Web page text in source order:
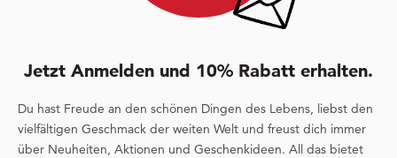
Jetzt Anmelden und 10% Rabatt erhalten.
Du hast Freude an den schönen Dingen des Lebens, liebst den
vielfältigen Geschmack der weiten Welt und freust dich immer
über Neuheiten, Aktionen und Geschenkideen. All das bietet